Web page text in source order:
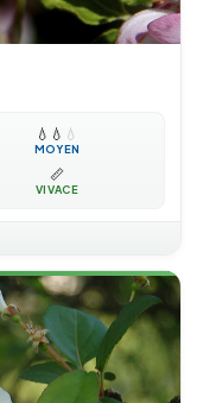
💧 💧 💧
MOYEN
📏
VIVACE